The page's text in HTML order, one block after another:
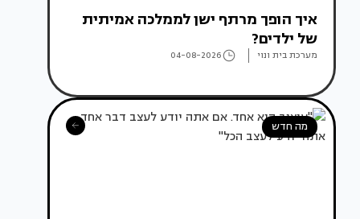
איך הופך מרתף ישן לממלכה אמיתית
של ילדים?
מערכת בית ונוי 04-08-2026
מה חדש